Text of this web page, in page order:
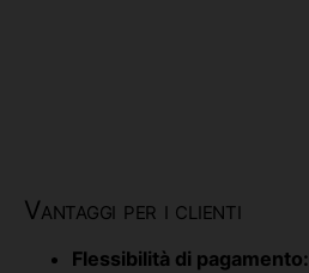
Vantaggi per i clienti
Flessibilità di pagamento: